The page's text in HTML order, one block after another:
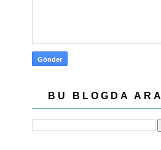
BU BLOGDA ARA